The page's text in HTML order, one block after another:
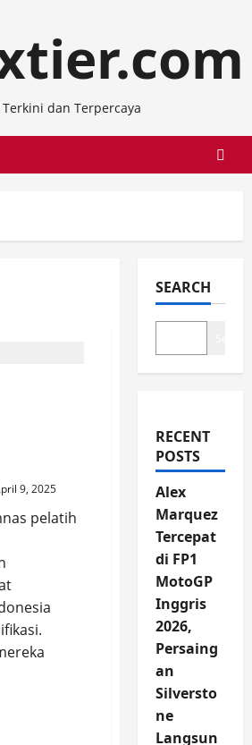
dan Terpercaya
9, 2025
pelatih
SEARCH
RECENT
POSTS
Alex
Marquez
Tercepat
di FP1
MotoGP
Inggris
2026,
Persaing
an
Silversto
ne
Langsun